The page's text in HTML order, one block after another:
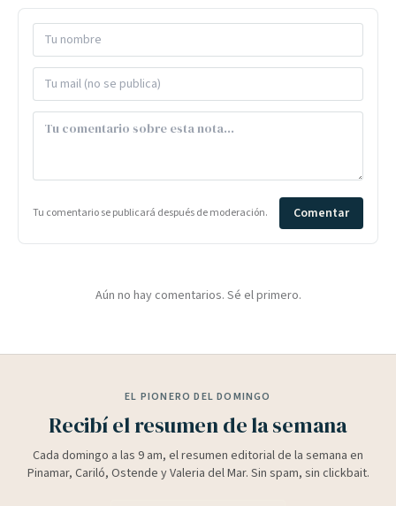
Tu comentario se publicará después de moderación. Comentar
Aún no hay comentarios. Sé el primero.
EL PIONERO DEL DOMINGO
Recibí el resumen de la semana
Cada domingo a las 9 am, el resumen editorial de la semana en
Pinamar, Cariló, Ostende y Valeria del Mar. Sin spam, sin clickbait.